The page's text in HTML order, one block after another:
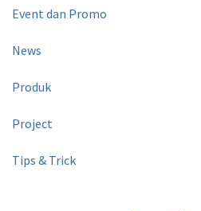
Event dan Promo
News
Produk
Project
Tips & Trick